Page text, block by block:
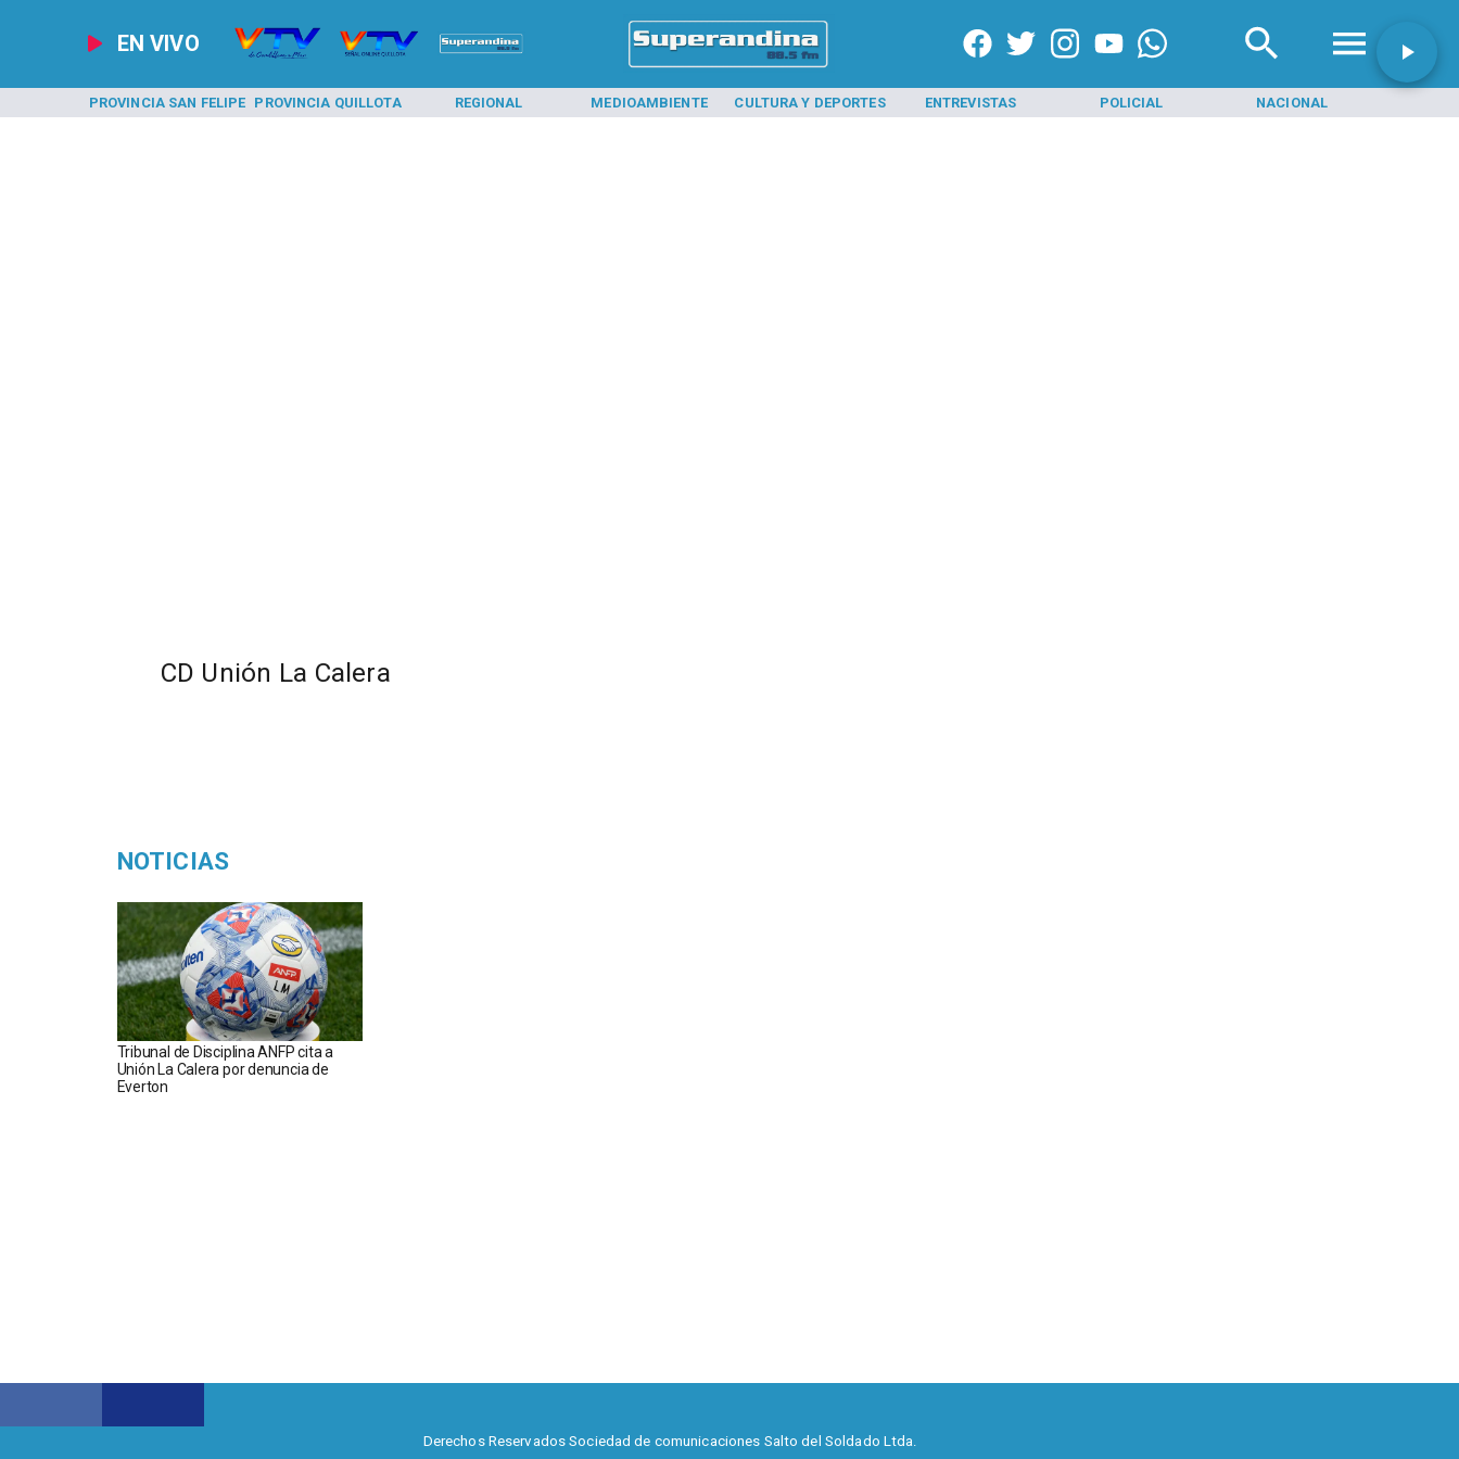
EN VIVO
PROVINCIA SAN FELIPE PROVINCIA QUILLOTA REGIONAL MEDIOAMBIENTE CULTURA Y DEPORTES ENTREVISTAS POLICIAL NACIONAL
CD Unión La Calera
NOTICIAS
Tribunal de Disciplina ANFP cita a
Unión La Calera por denuncia de
Everton
Derechos Reservados Sociedad de comunicaciones Salto del Soldado Ltda.